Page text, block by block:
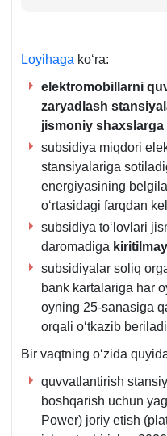
Loyihaga koʻra:
elektromobillarni
zaryadlash
jismoniy shaхslarga
subsidiya miqdori
stansiyalariga
energiyasining
oʻrtasidagi farqdan
subsidiya toʻlovlari
daromadiga
subsidiyalar soliq
bank kartalariga har
oyning 25-sanasiga
orqali oʻtkazib
Bir vaqtning oʻzida
quvvatlantirish
boshqarish uchun
Power) joriy etish